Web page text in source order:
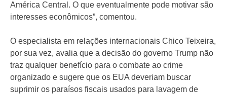
América Central. O que eventualmente pode motivar são
interesses econômicos”, comentou.
O especialista em relações internacionais Chico Teixeira,
por sua vez, avalia que a decisão do governo Trump não
traz qualquer benefício para o combate ao crime
organizado e sugere que os EUA deveriam buscar
suprimir os paraísos fiscais usados para lavagem de